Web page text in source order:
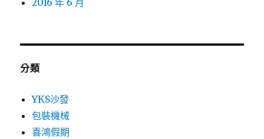
2016 年 6 月
分類
YKS沙發
包裝機械
喜鴻假期